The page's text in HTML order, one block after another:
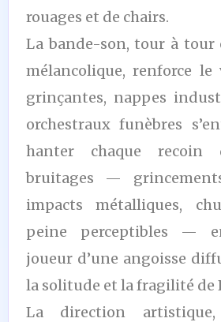
rouages et de chairs.
La bande-son, tour à tour
mélancolique, renforce le
grinçantes, nappes
orchestraux funèbres
hanter chaque recoin
bruitages — grincements
impacts métalliques,
peine perceptibles —
joueur d’une angoisse
la solitude et la fragilité de
La direction